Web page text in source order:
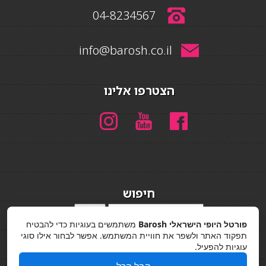
04-8234567
info@barosh.co.il
הצטרפו אלינו
חיפוש
מדיניות פרטיות
פורטל היופי הישראלי Barosh
משתמשים בעוגיות כדי להבטיח
תפקוד האתר ולשפר את חוויית המשתמש. אפשר לבחור אילו סוגי
עוגיות להפעיל.